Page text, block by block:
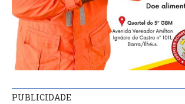
PUBLICIDADE